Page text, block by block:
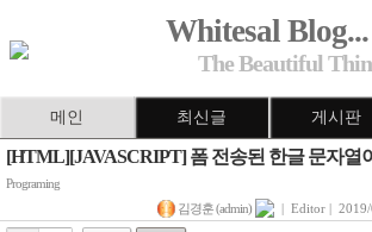
Whitesal Blog...
The Beautiful
메인 최신글 게시판
[HTML][JAVASCRIPT] 폼 전송된 한글 문자열
Programing
김경훈 (admin)
| Editor |